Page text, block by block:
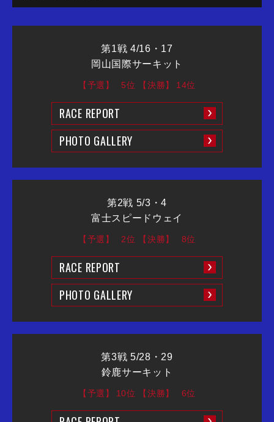
第1戦 4/16・17
岡山国際サーキット
【予選】 5位 【決勝】 14位
RACE REPORT
PHOTO GALLERY
第2戦 5/3・4
富士スピードウェイ
【予選】 2位 【決勝】 8位
RACE REPORT
PHOTO GALLERY
第3戦 5/28・29
鈴鹿サーキット
【予選】 10位 【決勝】 6位